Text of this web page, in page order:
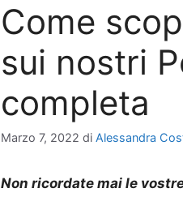
Come
sui nostri
completa
Marzo 7, 2022 di Alessandra
Non ricordate mai le